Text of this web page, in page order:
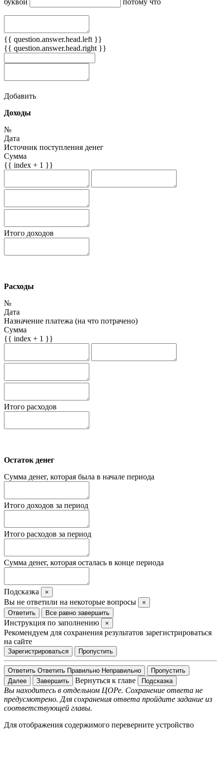
буквой потому что
{{ question.answer.head.left }}
{{ question.answer.head.right }}
Добавить
Доходы
№
Дата
Источник поступления денег
Сумма
{{ index + 1 }}
Итого доходов
Расходы
№
Дата
Назначение платежа (на что потрачено)
Сумма
{{ index + 1 }}
Итого расходов
Остаток денег
Сумма денег, которая была в начале периода
Итого доходов за период
Итого расходов за период
Сумма денег, которая осталась в конце периода
Подсказка ×
Вы не ответили на некоторые вопросы
×
Ответить
Все равно завершить
Инструкция по заполнению ×
Рекомендуем для сохранения результатов зарегистрироваться
на сайте
Зарегистрироваться Пропустить
Ответить Ответить Правильно Неправильно
Пропустить
Далее
Завершить Вернуться к главе Подсказка
Вы находитесь в отдельном ЦОРе. Сохранение ответа не
предусмотрено. Для сохранения ответа пройдите задание из
соответствующей главы.
Для отображения содержимого переверните устройство